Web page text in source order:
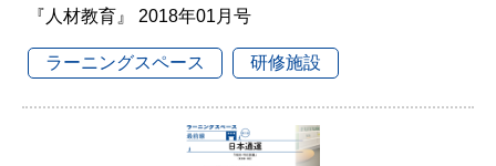
『人材教育』 2018年01月号
ラーニングスペース 研修施設